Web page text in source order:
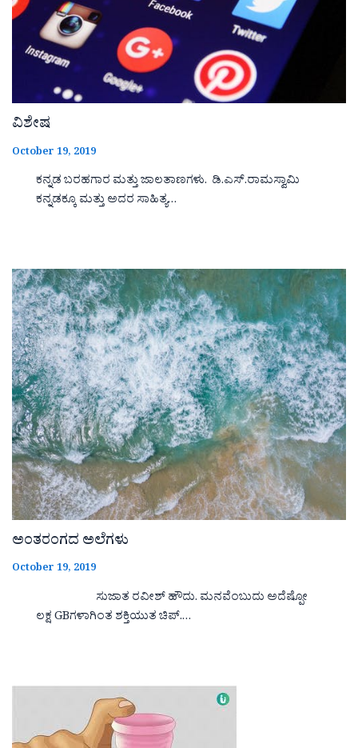
ವಿಶೇಷ
October 19, 2019
ಕನ್ನಡ ಬರಹಗಾರ ಮತ್ತು ಜಾಲತಾಣಗಳು. ಡಿ.ಎಸ್.ರಾಮಸ್ವಾಮಿ
ಕನ್ನಡಕ್ಕೂ ಮತ್ತು ಅದರ ಸಾಹಿತ್ಯ…
ಅಂತರಂಗದ ಅಲೆಗಳು
October 19, 2019
ಸುಜಾತ ರವೀಶ್ ಹೌದು. ಮನವೆಂಬುದು ಅದೆಷ್ಪೋ
ಲಕ್ಷ GBಗಳಾಗಿಂತ ಶಕ್ತಿಯುತ ಚಿಪ್.…